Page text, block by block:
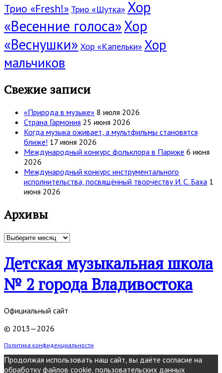
Трио «Fresh!» Трио «Шутка» Хор
«Весенние голоса»Хор
«Веснушки» Хор «Капельки» Хор
мальчиков
Свежие записи
«Природа в музыке» 8 июля 2026
Страна Гармония 25 июня 2026
Когда музыка оживает, а мультфильмы становятся
ближе! 17 июня 2026
Международный конкурс фольклора в Париже 6 июня
2026
Международный конкурс инструментального
исполнительства, посвящённый творчеству И. С. Баха 1
июня 2026
Архивы
Архивы
Детская музыкальная школа
№ 2 города Владивостока
Официальный сайт
© 2013—2026
Политика конфиденциальности
Продолжая использовать наш сайт, вы даёте согласие на
обработку файлов cookie, пользовательских данных